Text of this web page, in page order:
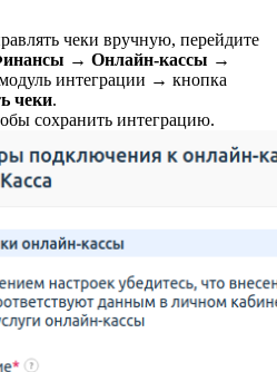
чеки вручную, перейдите
→ Онлайн-кассы →
интеграции → кнопка
чеки.
сохранить интеграцию.